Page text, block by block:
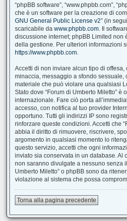
“phpBB software”, “www.phpbb.com”,
che è un software per la creazione di
GNU General Public License v2” (in
scaricabile da www.phpbb.com. Il
discussione internet; phpBB Limited non
della gestione. Per ulteriori informazioni
https://www.phpbb.com.
Accetti di non inviare alcun tipo di
minaccia, messaggio a sfondo sessuale,
materiale che può violare una qualsiasi
Stato dove “Forum di Umberto Miletto” è
internazionale. Fare ciò porta
accesso, con notifica al tuo provider
opportuno. Tutti gli indirizzi IP sono
rinforzare queste condizioni. Accetti che
abbia il diritto di rimuovere, riscrivere,
argomento in qualsiasi momento lo
questo servizio, accetti che ogni
inviato sia conservata in un database. Al
non saranno divulgate a nessuno senza
Umberto Miletto” o phpBB sono da
violazione al sistema che possa
Torna alla pagina precedente